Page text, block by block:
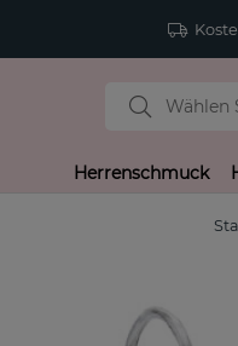
Herrenschmuck